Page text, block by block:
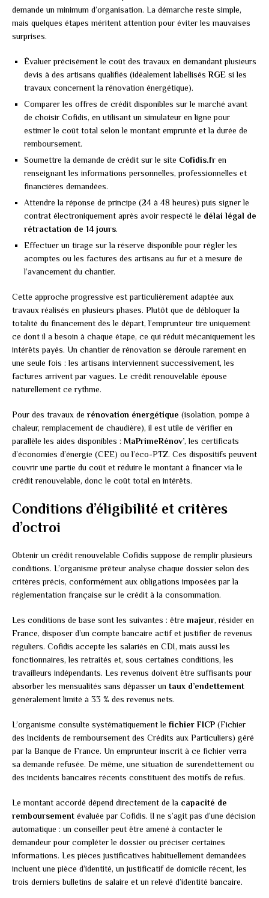
demande un minimum d’organisation. La démarche reste simple,
mais quelques étapes méritent attention pour éviter les mauvaises
surprises.
Évaluer précisément le coût des travaux en demandant plusieurs
devis à des artisans qualifiés (idéalement labellisésRGE si les
travaux concernent la rénovation énergétique).
Comparer les offres de crédit disponibles sur le marché avant
de choisir Cofidis, en utilisant un simulateur en ligne pour
estimer le coût total selon le montant emprunté et la durée de
remboursement.
Soumettre la demande de crédit sur le site Cofidis.fr en
renseignant les informations personnelles, professionnelles et
financières demandées.
Attendre la réponse de principe (24 à 48 heures) puis signer le
contrat électroniquement après avoir respecté le délai légal de
rétractation de 14 jours.
Effectuer un tirage sur la réserve disponible pour régler les
acomptes ou les factures des artisans au fur et à mesure de
l’avancement du chantier.
Cette approche progressive est particulièrement adaptée aux
travaux réalisés en plusieurs phases. Plutôt que de débloquer la
totalité du financement dès le départ, l’emprunteur tire uniquement
ce dont il a besoin à chaque étape, ce qui réduit mécaniquement les
intérêts payés. Un chantier de rénovation se déroule rarement en
une seule fois : les artisans interviennent successivement, les
factures arrivent par vagues. Le crédit renouvelable épouse
naturellement ce rythme.
Pour des travaux de rénovation énergétique (isolation, pompe à
chaleur, remplacement de chaudière), il est utile de vérifier en
parallèle les aides disponibles : MaPrimeRénov’, les certificats
d’économies d’énergie (CEE) ou l’éco-PTZ. Ces dispositifs peuvent
couvrir une partie du coût et réduire le montant à financer via le
crédit renouvelable, donc le coût total en intérêts.
Conditions d’éligibilité et critères
d’octroi
Obtenir un crédit renouvelable Cofidis suppose de remplir plusieurs
conditions. L’organisme prêteur analyse chaque dossier selon des
critères précis, conformément aux obligations imposées par la
réglementation française sur le crédit à la consommation.
Les conditions de base sont les suivantes : être majeur, résider en
France, disposer d’un compte bancaire actif et justifier de revenus
réguliers. Cofidis accepte les salariés en CDI, mais aussi les
fonctionnaires, les retraités et, sous certaines conditions, les
travailleurs indépendants. Les revenus doivent être suffisants pour
absorber les mensualités sans dépasser un taux d’endettement
généralement limité à 33 % des revenus nets.
L’organisme consulte systématiquement le fichier FICP (Fichier
des Incidents de remboursement des Crédits aux Particuliers) géré
par la Banque de France. Un emprunteur inscrit à ce fichier verra
sa demande refusée. De même, une situation de surendettement ou
des incidents bancaires récents constituent des motifs de refus.
Le montant accordé dépend directement de la capacité de
remboursement évaluée par Cofidis. Il ne s’agit pas d’une décision
automatique : un conseiller peut être amené à contacter le
demandeur pour compléter le dossier ou préciser certaines
informations. Les pièces justificatives habituellement demandées
incluent une pièce d’identité, un justificatif de domicile récent, les
trois derniers bulletins de salaire et un relevé d’identité bancaire.